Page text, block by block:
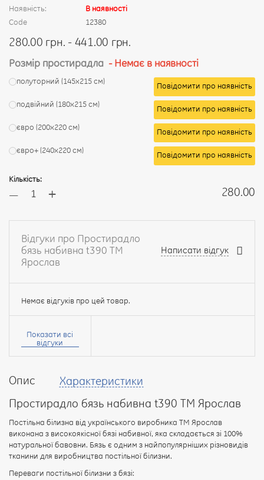
Опис
Характеристики
Простирадло бязь набивна t390 ТМ Ярослав
Постільна білизна від українського виробника ТМ Ярослав
виконана з високоякісної бязі набивної, яка складається зі 100%
натуральної бавовни. Бязь є одним з найпопулярніших різновидів
тканини для виробництва постільної білизни.
Переваги постільної білизни з бязі:
Наявність:
В наявності
Code
12380
280.00 грн. - 441.00 грн.
Розмір простирадла - Немає в наявності
полуторний (145х215 см)
Повідомити про наявність
подвійний (180х215 см)
Повідомити про наявність
євро (200х220 см)
Повідомити про наявність
євро+ (240х220 см)
Повідомити про наявність
Кількість:
— + 280.00
Відгуки про Простирадло
бязь набивна t390 ТМ
Ярослав
Написати відгук
Немає відгуків про цей товар.
Ваше
Ваш
Показати всі
відгуки